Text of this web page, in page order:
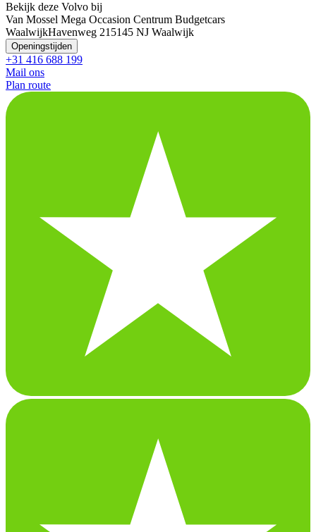
Bekijk deze Volvo bij
Van Mossel Mega Occasion Centrum Budgetcars
WaalwijkHavenweg 215145 NJ Waalwijk
Openingstijden
+31 416 688 199
Mail ons
Plan route